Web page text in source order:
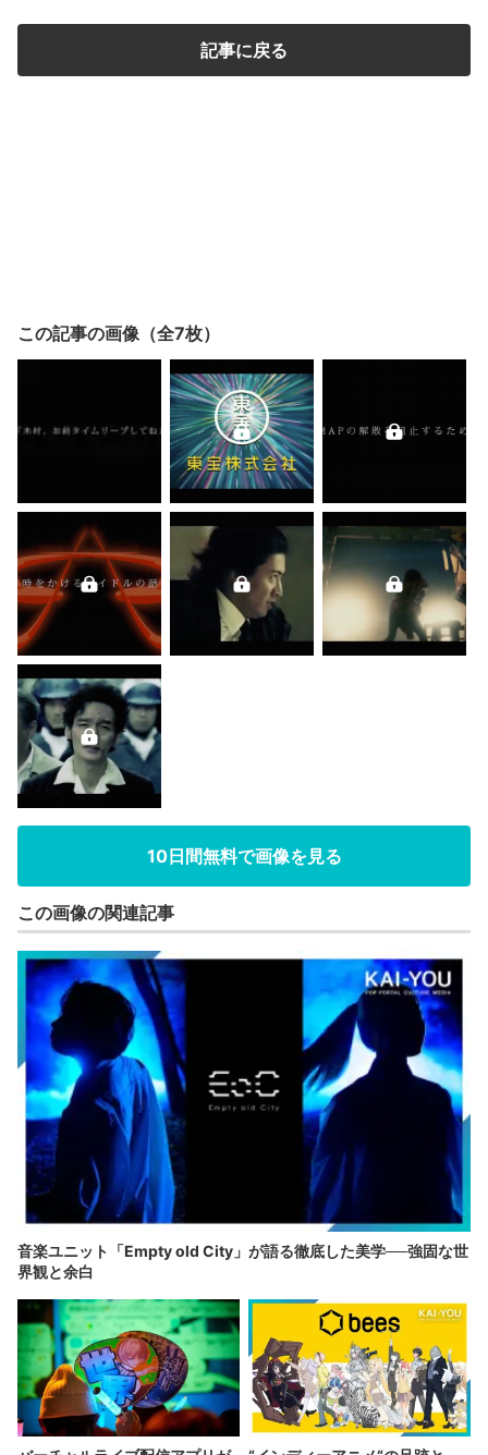
記事に戻る
この記事の画像（全7枚）
10日間無料で画像を見る
この画像の関連記事
音楽ユニット「Empty old City」が語る徹底した美学──強固な世
界観と余白